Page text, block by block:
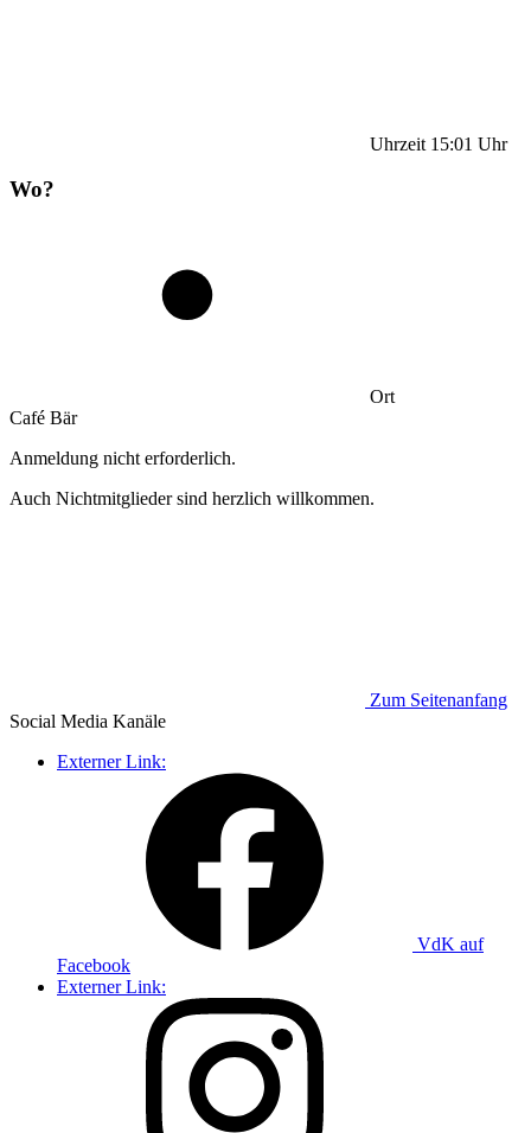
Uhrzeit 15:01 Uhr
Wo?
Ort
Café Bär
Anmeldung nicht erforderlich.
Auch Nichtmitglieder sind herzlich willkommen.
Zum Seitenanfang
Social Media Kanäle
Externer Link:
VdK auf
Facebook
Externer Link: